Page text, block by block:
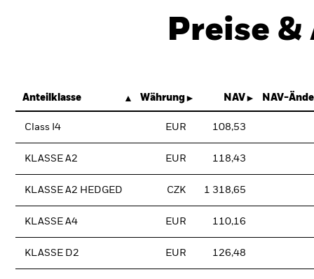
Preise
Anteilklasse Währung NAV NAV-
Class I4 EUR 108,53
KLASSE A2 EUR 118,43
KLASSE A2 HEDGED CZK 1 318,65
KLASSE A4 EUR 110,16
KLASSE D2 EUR 126,48